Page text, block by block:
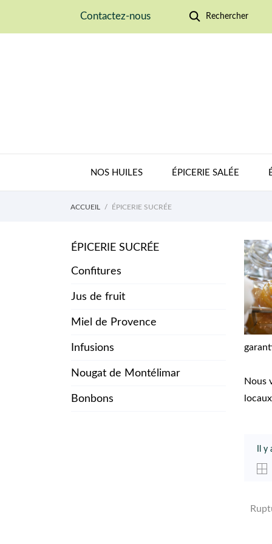
Contactez-nous Rechercher
NOS HUILES ÉPICERIE SALÉE
ACCUEIL ÉPICERIE SUCRÉE
ÉPICERIE SUCRÉE
Confitures
Jus de fruit
Miel de Provence
Infusions
Nougat de Montélimar
Bonbons
Nous
Il